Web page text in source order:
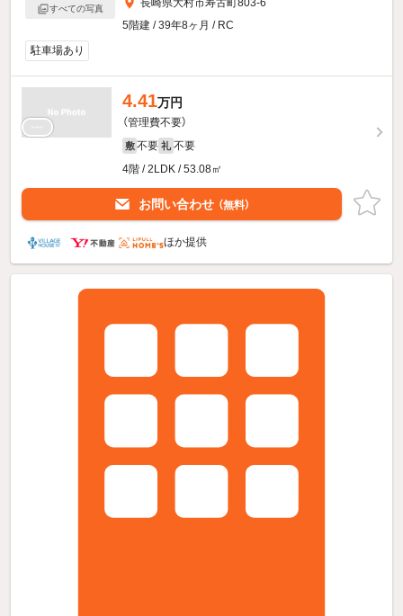
すべての写真
5階建 / 39年8ヶ月 / RC
駐車場あり
4.41万円
（管理費不要）
敷 不要 礼 不要
4階 / 2LDK / 53.08㎡
お問い合わせ （無料）
ほか提供